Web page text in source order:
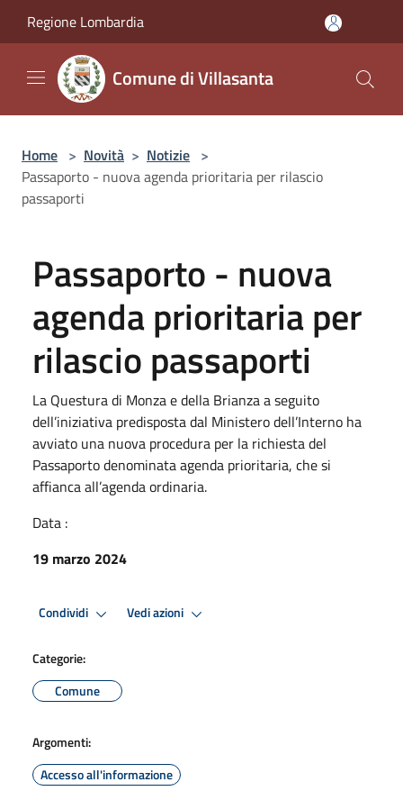
Regione Lombardia
Comune di Villasanta
Home > Novità > Notizie >
Passaporto - nuova agenda prioritaria per rilascio
passaporti
Passaporto - nuova
agenda prioritaria per
rilascio passaporti
La Questura di Monza e della Brianza a seguito
dell’iniziativa predisposta dal Ministero dell’Interno ha
avviato una nuova procedura per la richiesta del
Passaporto denominata agenda prioritaria, che si
affianca all’agenda ordinaria.
Data :
19 marzo 2024
Condividi Vedi azioni
Categorie:
Comune
Argomenti:
Accesso all'informazione